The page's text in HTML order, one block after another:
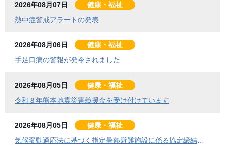
2026年08月07日
健康・福祉
熱中症警戒アラートの発表
2026年08月06日
健康・福祉
手足口病の警報が発令されました
2026年08月05日
健康・福祉
令和８年熊本地震災害義援金を受け付けています
2026年08月05日
健康・福祉
気候変動適応法に基づく指定暑熱避難施設に係る協定締結式を開催しました